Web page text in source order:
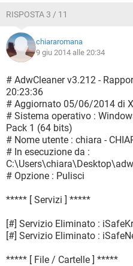
RISPOSTA 3 / 11
chiararomana
9 giu 2014 alle 20:34
# AdwCleaner v3.212 -
20:23:36
# Aggiornato 05/06/2014 di
# Sistema operativo :
Pack 1 (64 bits)
# Nome utente : chiara -
# In esecuzione da :
# Opzione : Pulisci
***** [ Servizi ] *****
[#] Servizio Eliminato :
[#] Servizio Eliminato :
***** [ File / Cartelle ] *****